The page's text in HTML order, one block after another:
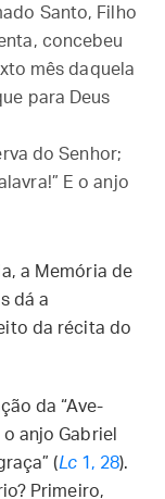
Santo, Filho
concebeu
mês daquela
para Deus
do Senhor;
E o anjo
a Memória de
dá a
da récita do
da “Ave-
anjo Gabriel
(Lc1, 28).
Primeiro,